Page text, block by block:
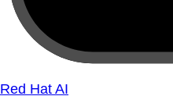
Red Hat AI